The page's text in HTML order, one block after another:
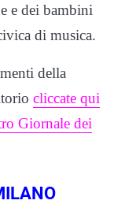
e dei bambini
di musica.
della
cliccate qui
Giornale dei